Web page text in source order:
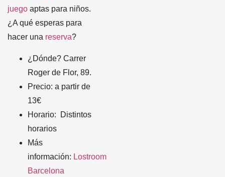
juego aptas para niños.
¿A qué esperas para
hacer una reserva?
¿Dónde? Carrer
Roger de Flor, 89.
Precio: a partir de
13€
Horario: Distintos
horarios
Más
información: Lostroom
Barcelona